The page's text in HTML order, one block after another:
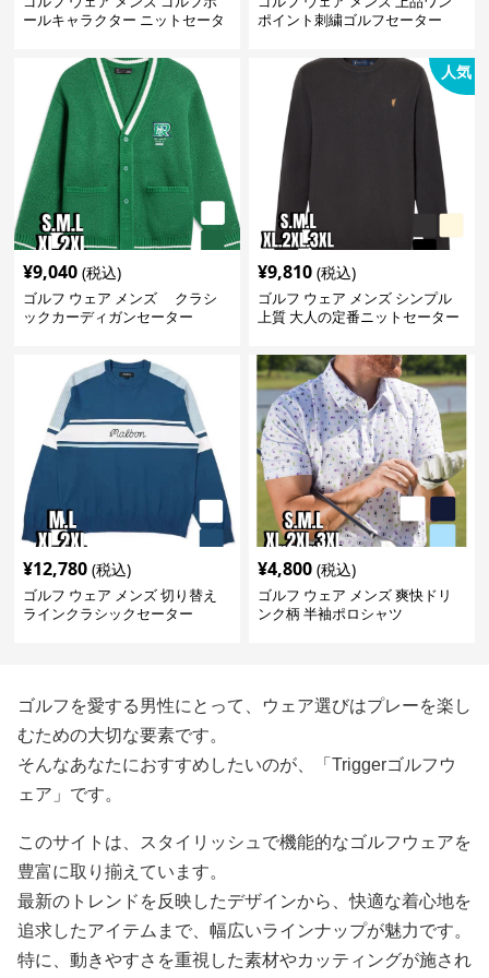
ールキャラクター ニットセータ
ポイント刺繍ゴルフセーター
¥9,040 (税込)
ゴルフ ウェア メンズ クラシ
ックカーディガンセーター
人気
¥9,810 (税込)
ゴルフ ウェア メンズ シンプル
上質 大人の定番ニットセーター
¥12,780 (税込)
ゴルフ ウェア メンズ 切り替え
ラインクラシックセーター
¥4,800 (税込)
ゴルフ ウェア メンズ 爽快ドリ
ンク柄 半袖ポロシャツ
ゴルフを愛する男性にとって、ウェア選びはプレーを楽し
むための大切な要素です。
そんなあなたにおすすめしたいのが、「Triggerゴルフウ
ェア」です。
このサイトは、スタイリッシュで機能的なゴルフウェアを
豊富に取り揃えています。
最新のトレンドを反映したデザインから、快適な着心地を
追求したアイテムまで、幅広いラインナップが魅力です。
特に、動きやすさを重視した素材やカッティングが施され